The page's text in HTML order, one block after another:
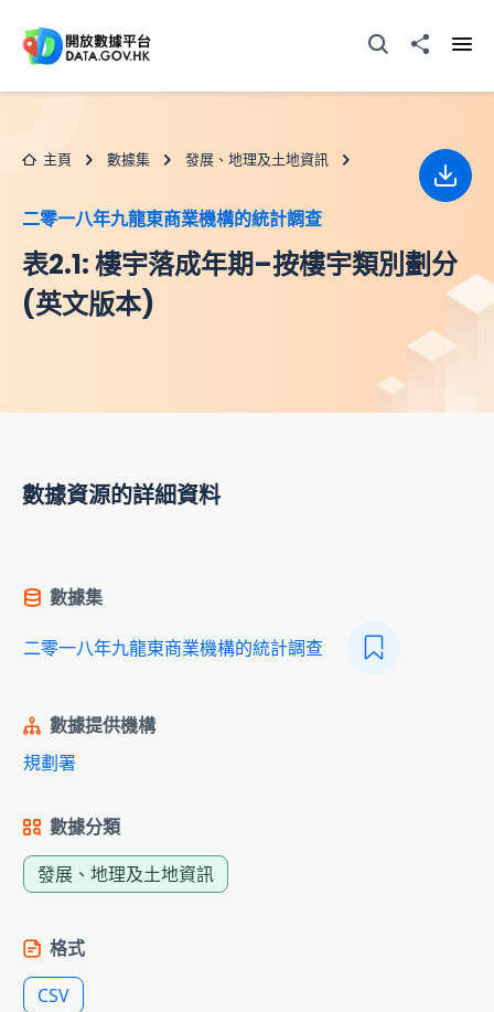
打開搜尋器分享至
主頁 數據集 發展、地理及土地資訊
二零一八年九龍東商業機構的統計調查
表2.1: 樓宇落成年期–按樓宇類別劃分
(英文版本)
下載
數據資源的詳細資料
數據集
二零一八年九龍東商業機構的統計調查
數據提供機構
規劃署
數據分類
發展、地理及土地資訊
格式
CSV